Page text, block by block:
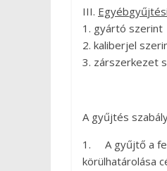
III. Egyébgyűjtési
1. gyártó szerint
2. kaliberjel
3. zárszerkezet
A gyűjtés
1. A gyűjtő a
körülhatárolása